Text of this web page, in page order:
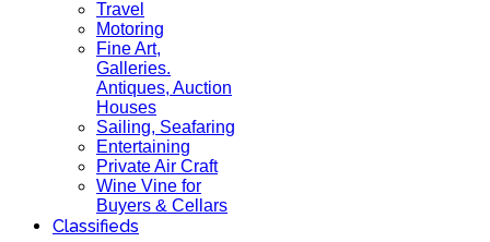
Travel
Motoring
Fine Art,
Galleries.
Antiques, Auction
Houses
Sailing, Seafaring
Entertaining
Private Air Craft
Wine Vine for
Buyers & Cellars
Classifieds